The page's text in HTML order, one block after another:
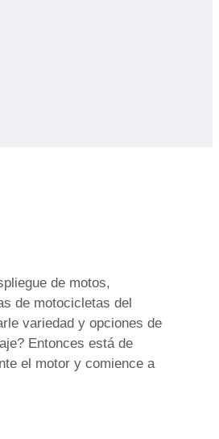
de motos,
de motocicletas del
variedad y opciones de
Entonces está de
el motor y comience a